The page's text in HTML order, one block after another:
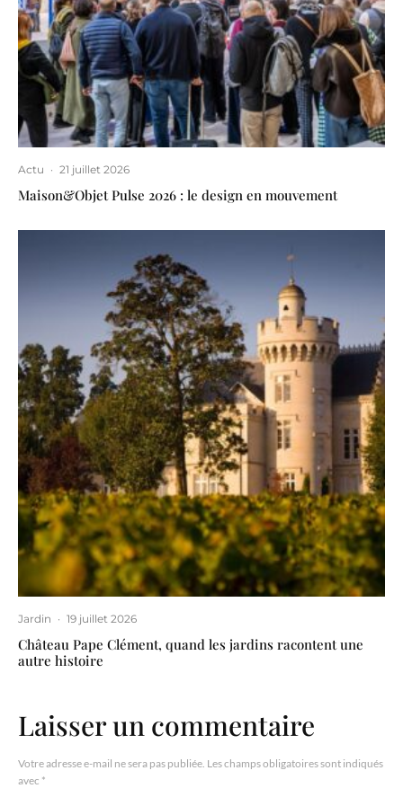
Actu · 21 juillet 2026
Maison&Objet Pulse 2026 : le design en mouvement
Jardin · 19 juillet 2026
Château Pape Clément, quand les jardins racontent une
autre histoire
Laisser un commentaire
Votre adresse e-mail ne sera pas publiée. Les champs obligatoires sont indiqués
avec *